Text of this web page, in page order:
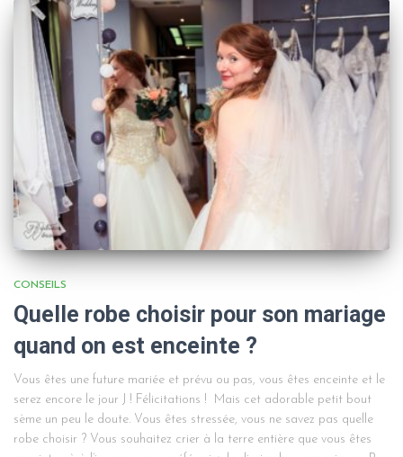
CONSEILS
Quelle robe choisir pour son mariage
quand on est enceinte ?
Vous êtes une future mariée et prévu ou pas, vous êtes enceinte et le
serez encore le jour J ! Félicitations ! Mais cet adorable petit bout
sème un peu le doute. Vous êtes stressée, vous ne savez pas quelle
robe choisir ? Vous souhaitez crier à la terre entière que vous êtes